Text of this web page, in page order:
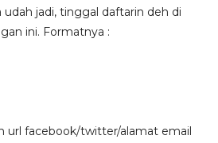
udah jadi, tinggal daftarin deh di
ini. Formatnya :
url facebook/twitter/alamat email